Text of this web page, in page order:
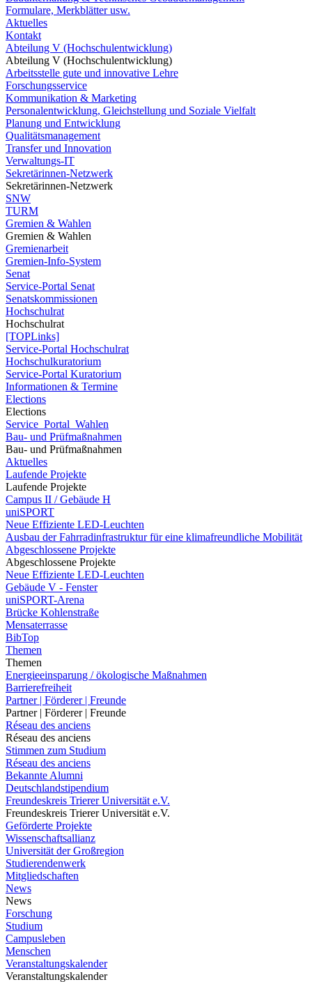
Formulare, Merkblätter usw.
Aktuelles
Kontakt
Abteilung V (Hochschulentwicklung)
Abteilung V (Hochschulentwicklung)
Arbeitsstelle gute und innovative Lehre
Forschungsservice
Kommunikation & Marketing
Personalentwicklung, Gleichstellung und Soziale Vielfalt
Planung und Entwicklung
Qualitätsmanagement
Transfer und Innovation
Verwaltungs-IT
Sekretärinnen-Netzwerk
Sekretärinnen-Netzwerk
SNW
TURM
Gremien & Wahlen
Gremien & Wahlen
Gremienarbeit
Gremien-Info-System
Senat
Service-Portal Senat
Senatskommissionen
Hochschulrat
Hochschulrat
[TOPLinks]
Service-Portal Hochschulrat
Hochschulkuratorium
Service-Portal Kuratorium
Informationen & Termine
Elections
Elections
Service_Portal_Wahlen
Bau- und Prüfmaßnahmen
Bau- und Prüfmaßnahmen
Aktuelles
Laufende Projekte
Laufende Projekte
Campus II / Gebäude H
uniSPORT
Neue Effiziente LED-Leuchten
Ausbau der Fahrradinfrastruktur für eine klimafreundliche Mobilität
Abgeschlossene Projekte
Abgeschlossene Projekte
Neue Effiziente LED-Leuchten
Gebäude V - Fenster
uniSPORT-Arena
Brücke Kohlenstraße
Mensaterrasse
BibTop
Themen
Themen
Energieeinsparung / ökologische Maßnahmen
Barrierefreiheit
Partner | Förderer | Freunde
Partner | Förderer | Freunde
Réseau des anciens
Réseau des anciens
Stimmen zum Studium
Réseau des anciens
Bekannte Alumni
Deutschlandstipendium
Freundeskreis Trierer Universität e.V.
Freundeskreis Trierer Universität e.V.
Geförderte Projekte
Wissenschaftsallianz
Universität der Großregion
Studierendenwerk
Mitgliedschaften
News
News
Forschung
Studium
Campusleben
Menschen
Veranstaltungskalender
Veranstaltungskalender